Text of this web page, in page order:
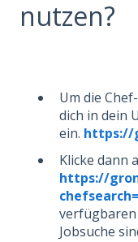
nutzen?
Um die
dich in dein
ein. https://
Klicke dann
https://
verfügbaren
Jobsuche